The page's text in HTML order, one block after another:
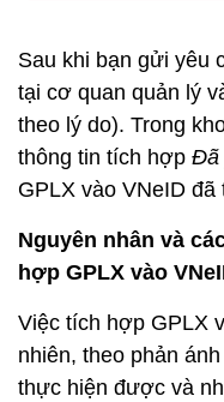
Sau khi bạn gửi yêu
tại cơ quan quản lý
theo lý do). Trong
thông tin tích hợp Đã
GPLX vào VNeID đã
Nguyên nhân và
hợp GPLX vào
Việc tích hợp GPLX
nhiên, theo phản
thực hiện được và